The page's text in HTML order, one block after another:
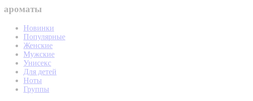
ароматы
Новинки
Популярные
Женские
Мужские
Унисекс
Для детей
Ноты
Группы